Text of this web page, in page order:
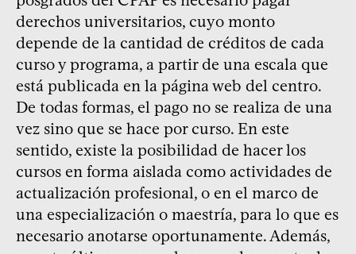
derechos universitarios, cuyo monto
depende de la cantidad de créditos de cada
curso y programa, a partir de una escala que
está publicada en la página web del centro.
De todas formas, el pago no se realiza de una
vez sino que se hace por curso. En este
sentido, existe la posibilidad de hacer los
cursos en forma aislada como actividades de
actualización profesional, o en el marco de
una especialización o maestría, para lo que es
necesario anotarse oportunamente. Además,